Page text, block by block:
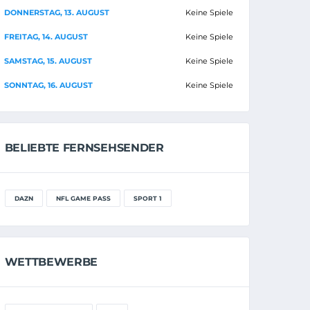
DONNERSTAG, 13. AUGUST Keine Spiele
FREITAG, 14. AUGUST Keine Spiele
SAMSTAG, 15. AUGUST Keine Spiele
SONNTAG, 16. AUGUST Keine Spiele
BELIEBTE FERNSEHSENDER
DAZN NFL GAME PASS SPORT 1
WETTBEWERBE